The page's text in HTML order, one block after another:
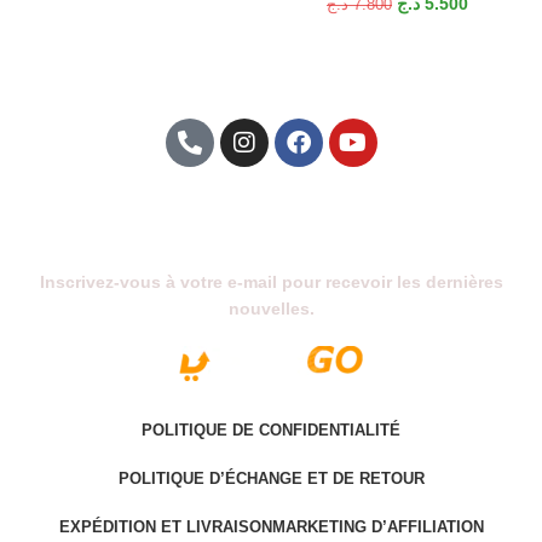
exceptionnel. Il offre une expérience audio immersive, un design
tous niveaux. Si vous recherchez un casque alliant performance
et style, l’ONIKUMA X33 est fait pour vous.
7.800 د.ج 5.500 د.ج
Inscrivez-vous à votre e-mail pour recevoir les dernières
nouvelles.
POLITIQUE DE CONFIDENTIALITÉ
POLITIQUE D’ÉCHANGE ET DE RETOUR
EXPÉDITION ET LIVRAISON MARKETING D’AFFILIATION